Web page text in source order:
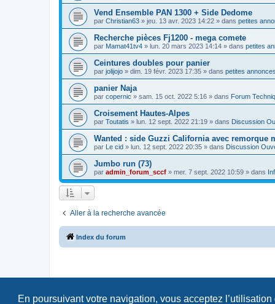
En poursuivant votre navigation, vous acceptez l’utilisation
Vend Ensemble PAN 1300 + Side Dedome
par Christian63 » jeu. 13 avr. 2023 14:22 » dans petites
Recherche pièces Fj1200 - mega comete
par Mamat41tv4 » lun. 20 mars 2023 14:14 » dans petites
Ceintures doubles pour panier
par jolijojo » dim. 19 févr. 2023 17:35 » dans petites
panier Naja
par copernic » sam. 15 oct. 2022 5:16 » dans Forum
Croisement Hautes-Alpes
par Toutatis » lun. 12 sept. 2022 21:19 » dans Discussion
Wanted : side Guzzi California avec remorque
par Le cid » lun. 12 sept. 2022 20:35 » dans Discussion
Jumbo run (73)
par admin_forum_sccf » mer. 7 sept. 2022 10:59 » dans
Aller à la recherche avancée
Index du forum